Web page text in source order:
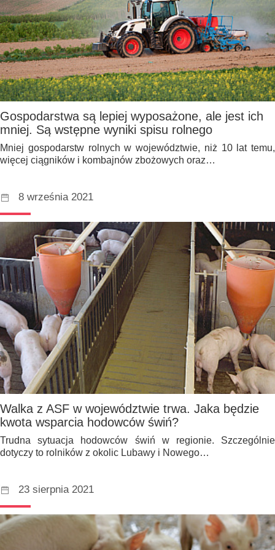
Gospodarstwa są lepiej wyposażone, ale jest ich
mniej. Są wstępne wyniki spisu rolnego
Mniej gospodarstw rolnych w województwie, niż 10 lat temu,
więcej ciągników i kombajnów zbożowych oraz…
8 września 2021
Walka z ASF w województwie trwa. Jaka będzie
kwota wsparcia hodowców świń?
Trudna sytuacja hodowców świń w regionie. Szczególnie
dotyczy to rolników z okolic Lubawy i Nowego…
23 sierpnia 2021